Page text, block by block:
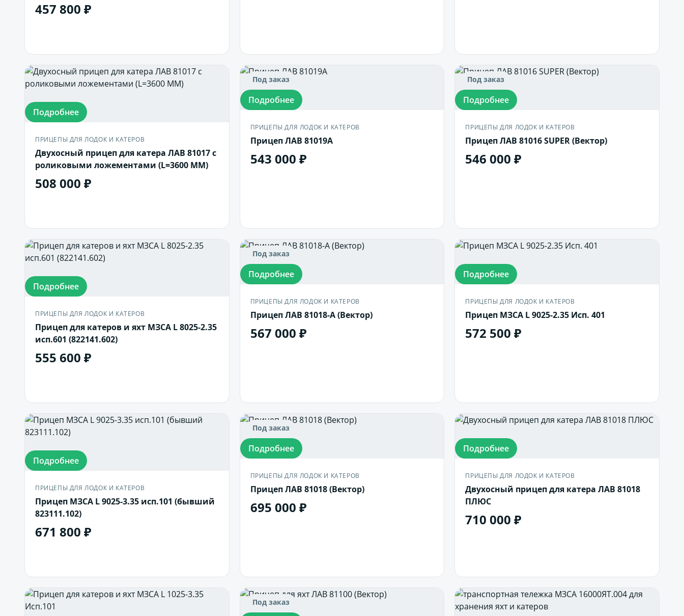
457 800 ₽
Подробнее
ПРИЦЕПЫ ДЛЯ ЛОДОК И КАТЕРОВ
Двухосный прицеп для катера ЛАВ 81017 с
роликовыми ложементами (L=3600 ММ)
508 000 ₽
Под заказ
Подробнее
ПРИЦЕПЫ ДЛЯ ЛОДОК И КАТЕРОВ
Прицеп ЛАВ 81019А
543 000 ₽
Под заказ
Подробнее
ПРИЦЕПЫ ДЛЯ ЛОДОК И КАТЕРОВ
Прицеп ЛАВ 81016 SUPER (Вектор)
546 000 ₽
Подробнее
ПРИЦЕПЫ ДЛЯ ЛОДОК И КАТЕРОВ
Прицеп для катеров и яхт МЗСА L 8025-2.35
исп.601 (822141.602)
555 600 ₽
Под заказ
Подробнее
ПРИЦЕПЫ ДЛЯ ЛОДОК И КАТЕРОВ
Прицеп ЛАВ 81018-А (Вектор)
567 000 ₽
Подробнее
ПРИЦЕПЫ ДЛЯ ЛОДОК И КАТЕРОВ
Прицеп МЗСА L 9025-2.35 Исп. 401
572 500 ₽
Подробнее
ПРИЦЕПЫ ДЛЯ ЛОДОК И КАТЕРОВ
Прицеп МЗСА L 9025-3.35 исп.101 (бывший
823111.102)
671 800 ₽
Под заказ
Подробнее
ПРИЦЕПЫ ДЛЯ ЛОДОК И КАТЕРОВ
Прицеп ЛАВ 81018 (Вектор)
695 000 ₽
Подробнее
ПРИЦЕПЫ ДЛЯ ЛОДОК И КАТЕРОВ
Двухосный прицеп для катера ЛАВ 81018
ПЛЮС
710 000 ₽
Под заказ